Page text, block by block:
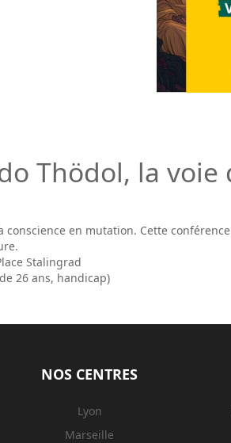
Thödol, la
en mutation. Cette
Stalingrad
26 ans, handicap)
NOS CENTRES
Lyon
Marseille